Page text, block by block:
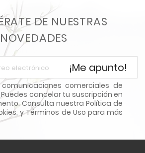
DE NUESTRAS
NOVEDADES
¡Me apunto!
comerciales de
cancelar tu suscripción en
Consulta nuestra Política de
y Términos de Uso para más